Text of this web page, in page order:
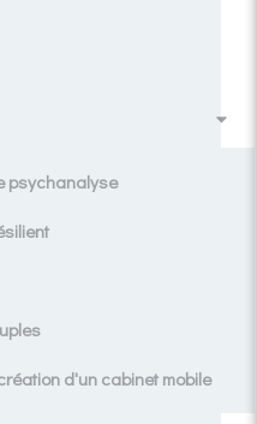
psychanalyse
d'un cabinet mobile